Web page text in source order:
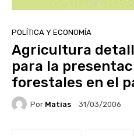
POLÍTICA Y ECONOMÍA
Agricultura
para la
forestales en el
Por Matias 31/03/2006